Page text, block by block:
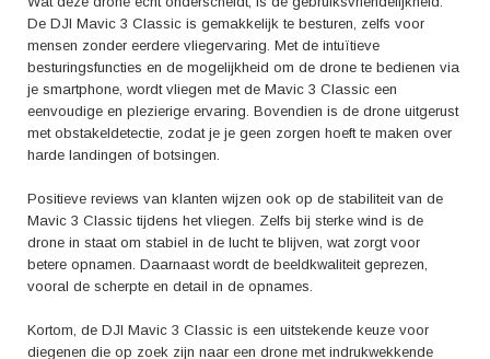
De DJI Mavic 3 Classic is gemakkelijk te besturen, zelfs voor
mensen zonder eerdere vliegervaring. Met de intuïtieve
besturingsfuncties en de mogelijkheid om de drone te bedienen via
je smartphone, wordt vliegen met de Mavic 3 Classic een
eenvoudige en plezierige ervaring. Bovendien is de drone uitgerust
met obstakeldetectie, zodat je je geen zorgen hoeft te maken over
harde landingen of botsingen.
Positieve reviews van klanten wijzen ook op de stabiliteit van de
Mavic 3 Classic tijdens het vliegen. Zelfs bij sterke wind is de
drone in staat om stabiel in de lucht te blijven, wat zorgt voor
betere opnamen. Daarnaast wordt de beeldkwaliteit geprezen,
vooral de scherpte en detail in de opnames.
Kortom, de DJI Mavic 3 Classic is een uitstekende keuze voor
diegenen die op zoek zijn naar een drone met indrukwekkende